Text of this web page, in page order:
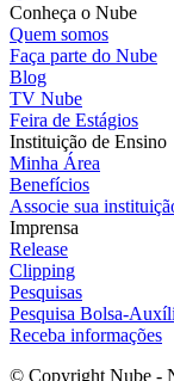
Conheça o Nube
Quem somos
Faça parte do Nube
Blog
TV Nube
Feira de Estágios
Instituição de Ensino
Minha Área
Benefícios
Associe sua
Imprensa
Release
Clipping
Pesquisas
Pesquisa Bolsa-
Receba informações
© Copyright Nube -